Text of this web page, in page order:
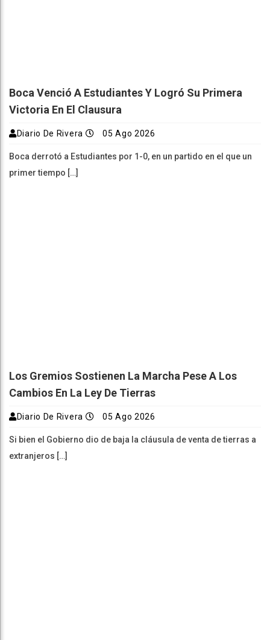
Boca Venció A Estudiantes Y Logró Su Primera
Victoria En El Clausura
Diario De Rivera 05 Ago 2026
Boca derrotó a Estudiantes por 1-0, en un partido en el que un
primer tiempo […]
Los Gremios Sostienen La Marcha Pese A Los
Cambios En La Ley De Tierras
Diario De Rivera 05 Ago 2026
Si bien el Gobierno dio de baja la cláusula de venta de tierras a
extranjeros […]